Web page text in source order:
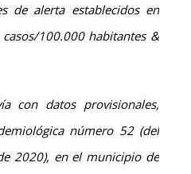
de alerta establecidos en
casos/100.000 habitantes &
con datos provisionales,
número 52 (del
2020), en el municipio de